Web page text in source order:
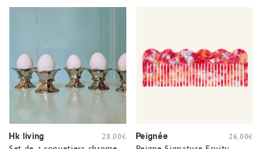
Hk living 28,00€ Peignée 26,00€